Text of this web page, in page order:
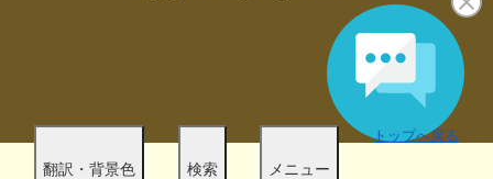
翻訳・背景色 検索 メニュー
トップへ戻る